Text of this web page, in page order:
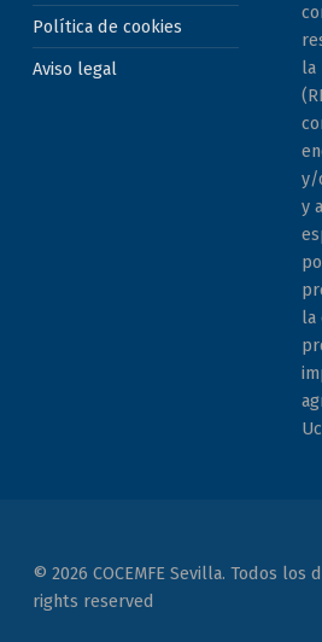
Política de cookies
Aviso legal
la
y/
y
la
© 2026 COCEMFE Sevilla. Todos
rights reserved